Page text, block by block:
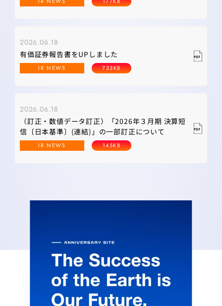
2026.06.18
有価証券報告書をUPしました
IR NEWS 733KB
2026.06.18
（訂正・数値データ訂正）「2026年３月期 決算短
信〔日本基準〕(連結)」の一部訂正について
IR NEWS 145KB